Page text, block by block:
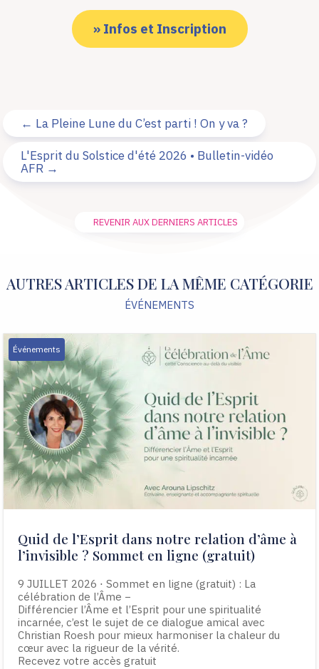
» Infos et Inscription
← La Pleine Lune du C’est parti ! On y va ?
L'Esprit du Solstice d'été 2026 • Bulletin-vidéo
AFR →
REVENIR AUX DERNIERS ARTICLES
AUTRES ARTICLES DE LA MÊME CATÉGORIE
ÉVÉNEMENTS
Événements
Quid de l’Esprit dans notre relation d’âme à
l’invisible ? Sommet en ligne (gratuit)
9 JUILLET 2026 ⋅ Sommet en ligne (gratuit) : La
célébration de l’Âme −
Différencier l’Âme et l’Esprit pour une spiritualité
incarnée, c’est le sujet de ce dialogue amical avec
Christian Roesh pour mieux harmoniser la chaleur du
cœur avec la rigueur de la vérité.
Recevez votre accès gratuit